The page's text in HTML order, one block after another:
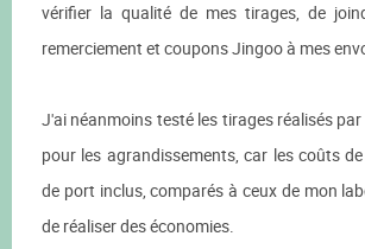
vérifier la qualité de mes tirages, de
remerciement et coupons Jingoo à mes
J'ai néanmoins testé les tirages réalisés
pour les agrandissements, car les coûts
de port inclus, comparés à ceux de mon
de réaliser des économies.